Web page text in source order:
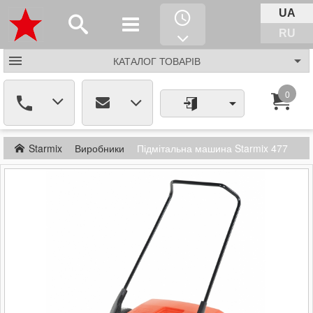
UA
RU
КАТАЛОГ ТОВАРІВ
0
Starmix Виробники Підмітальна машина Starmix 477